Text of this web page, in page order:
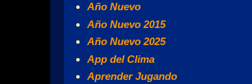
Año Nuevo
Año Nuevo 2015
Año Nuevo 2025
App del Clima
Aprender Jugando